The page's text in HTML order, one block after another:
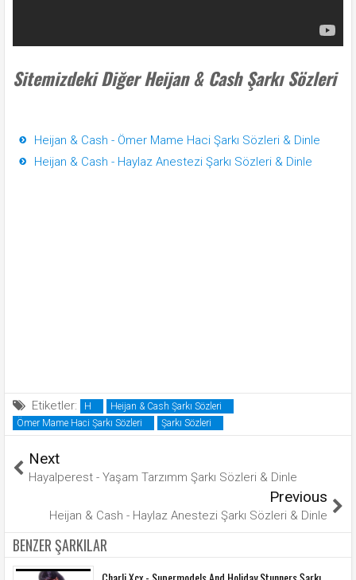
Sitemizdeki Diğer Heijan & Cash Şarkı Sözleri
Heijan & Cash - Ömer Mame Haci Şarkı Sözleri & Dinle
Heijan & Cash - Haylaz Anestezi Şarkı Sözleri & Dinle
Etiketler: H
Heijan & Cash Şarkı Sözleri
Ömer Mame Haci Şarkı Sözleri
Şarkı Sözleri
Next
Hayalperest - Yaşam Tarzımm Şarkı Sözleri & Dinle
Previous
Heijan & Cash - Haylaz Anestezi Şarkı Sözleri & Dinle
BENZER ŞARKILAR